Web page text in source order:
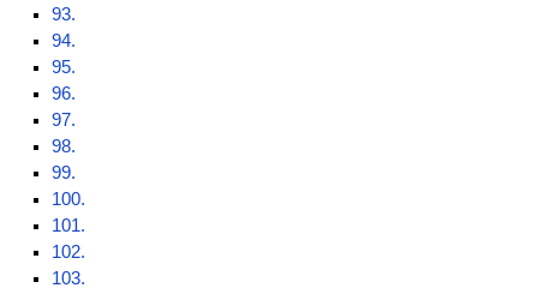
93.
94.
95.
96.
97.
98.
99.
100.
101.
102.
103.